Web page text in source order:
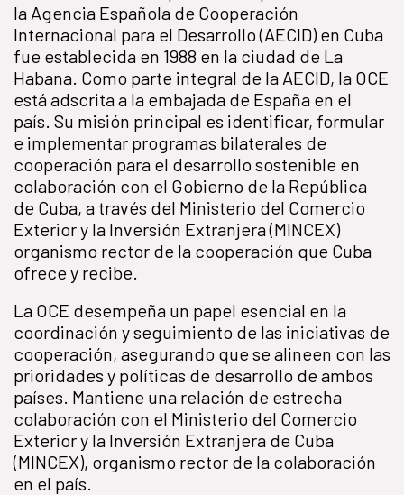
la Agencia Española de Cooperación
Internacional para el Desarrollo (AECID) en Cuba
fue establecida en 1988 en la ciudad de La
Habana. Como parte integral de la AECID, la OCE
está adscrita a la embajada de España en el
país. Su misión principal es identificar, formular
e implementar programas bilaterales de
cooperación para el desarrollo sostenible en
colaboración con el Gobierno de la República
de Cuba, a través del Ministerio del Comercio
Exterior y la Inversión Extranjera (MINCEX)
organismo rector de la cooperación que Cuba
ofrece y recibe.
La OCE desempeña un papel esencial en la
coordinación y seguimiento de las iniciativas de
cooperación, asegurando que se alineen con las
prioridades y políticas de desarrollo de ambos
países. Mantiene una relación de estrecha
colaboración con el Ministerio del Comercio
Exterior y la Inversión Extranjera de Cuba
(MINCEX), organismo rector de la colaboración
en el país.